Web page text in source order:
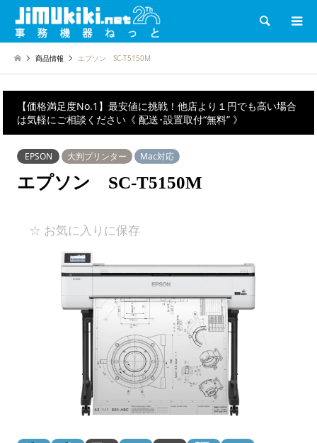
検索
商品情報 エプソン SC-T5150M
【価格満足度No.1】最安値に挑戦！他店より１円でも高い場合
は気軽にご相談ください《 配送･設置取付“無料” 》
EPSON 大判プリンター Mac対応
エプソン SC-T5150M
☆ お気に入りに保存